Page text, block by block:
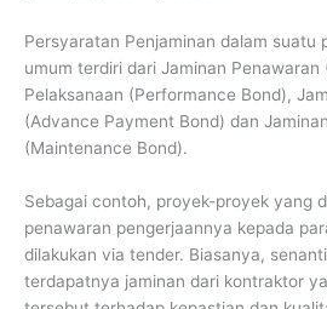
Persyaratan Penjaminan dalam suatu
umum terdiri dari Jaminan Penawaran
Pelaksanaan (Performance Bond),
(Advance Payment Bond) dan
(Maintenance Bond).
Sebagai contoh, proyek-proyek yang
penawaran pengerjaannya kepada
dilakukan via tender. Biasanya,
terdapatnya jaminan dari kontraktor